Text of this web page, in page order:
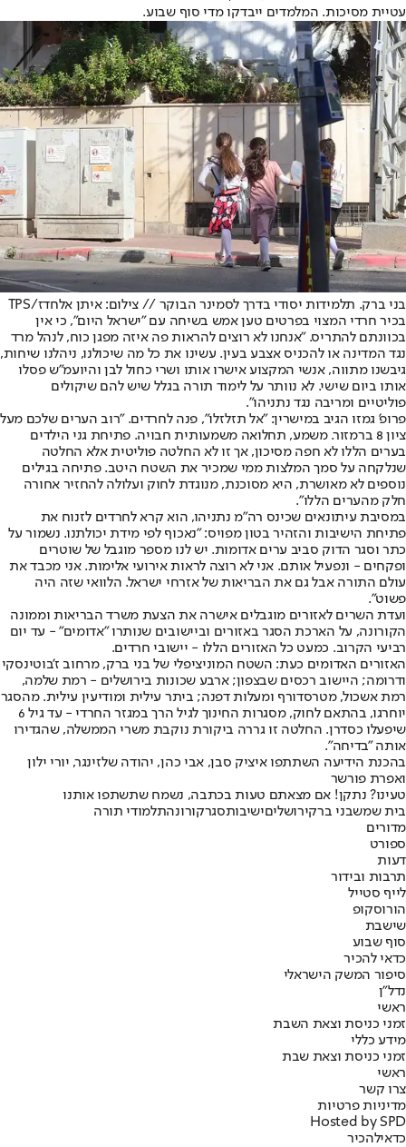
עטיית מסיכות. המלמדים ייבדקו מדי סוף שבוע.
בני ברק. תלמידות יסודי בדרך לסמינר הבוקר // צילום: איתן אלחדז/TPS
בכיר חרדי המצוי בפרטים טען אמש בשיחה עם "ישראל היום", כי אין
בכוונתם להתריס. "אנחנו לא רוצים להראות פה איזה מפגן כוח, לנהל מרד
נגד המדינה או להכניס אצבע בעין. עשינו את כל מה שיכולנו, ניהלנו שיחות,
גיבשנו מתווה, אנשי המקצוע אישרו אותו ושרי כחול לבן והיועמ"ש פסלו
אותו ביום שישי. לא נוותר על לימוד תורה בגלל שיש להם שיקולים
פוליטיים ומריבה נגד נתניהו".
פרופ' גמזו הגיב במישרין: "אל תזלזלו", פנה לחרדים. "רוב הערים שלכם מעל
ציון 8 ברמזור. משמע, תחלואה משמעותית חבויה. פתיחת גני הילדים
בערים הללו לא חפה מסיכון, אך זו לא החלטה פוליטית אלא החלטה
שנלקחה על סמך המלצות ממי שמכיר את השטח היטב. פתיחה בגילים
נוספים לא מאושרת, היא מסוכנת, מנוגדת לחוק ועלולה להחזיר אחורה
חלק מהערים הללו".
במסיבת עיתונאים שכינס רה"מ נתניהו, הוא קרא לחרדים לזנוח את
פתיחת הישיבות והזהיר בטון מפויס: "נאכוף לפי מידת יכולתנו. נשמור על
כתר וסגר הדוק סביב ערים אדומות. יש לנו מספר מוגבל של שוטרים
ופקחים - ונפעיל אותם. אני לא רוצה לראות אירועי אלימות. אני מכבד את
עולם התורה אבל גם את הבריאות של אזרחי ישראל. הלוואי שזה היה
פשוט".
ועדת השרים לאזורים מוגבלים אישרה את הצעת משרד הבריאות וממונה
הקורונה, על הארכת הסגר באזורים וביישובים שנותרו "אדומים" - עד יום
רביעי הקרוב. כמעט כל האזורים הללו - יישובי חרדים.
האזורים האדומים כעת: השטח המוניציפלי של בני ברק, מרחוב ז'בוטינסקי
ודרומה; היישוב רכסים שבצפון; ארבע שכונות בירושלים - רמת שלמה,
רמת אשכול, מטרסדורף ומעלות דפנה; ביתר עילית ומודיעין עילית. מהסגר
שיפעלו כסדרן. החלטה זו גררה ביקורת נוקבת משרי הממשלה, שהגדירו
אותה "בדיחה".
בהכנת הידיעה השתתפו איציק סבן, אבי כהן, יהודה שלזינגר, יורי ילון
ואפרת פורשר
טעינו? נתקן! אם מצאתם טעות בכתבה, נשמח שתשתפו אותנו
בית שמשבני ברקירושליםישיבותסגרקורונהתלמודי תורה
מדורים
ספורט
דעות
תרבות ובידור
לייף סטייל
הורוסקופ
שישבת
סוף שבוע
כדאי להכיר
סיפור המשק הישראלי
נדל"ן
ראשי
זמני כניסת וצאת השבת
מידע כללי
זמני כניסת וצאת שבת
ראשי
צרו קשר
מדיניות פרטיות
Hosted by SPD
כדאילהכיר